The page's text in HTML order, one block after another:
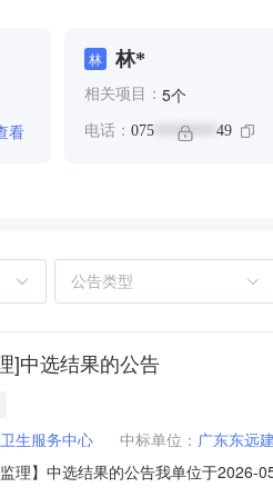
看
林 林*
相关项目： 5个
电话： 075 ******** 49
]中选结果的公告
生服务中心 中标单位： 广东东远
理】中选结果的公告我单位于